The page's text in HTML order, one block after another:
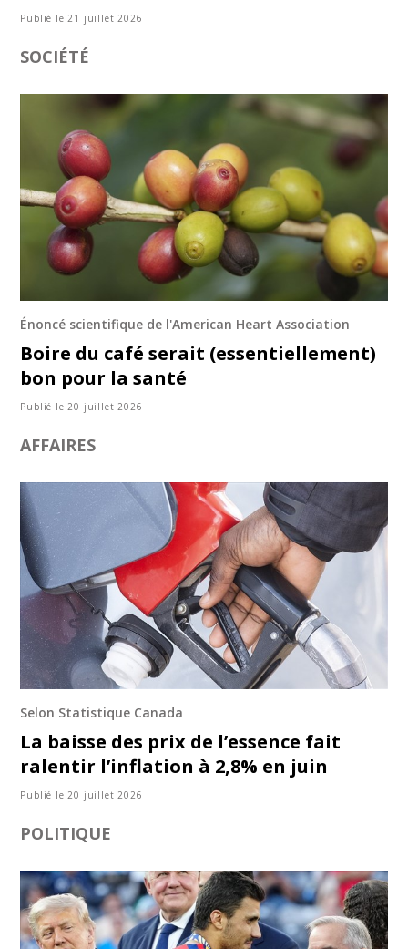
Publié le 21 juillet 2026
SOCIÉTÉ
Énoncé scientifique de l'American Heart Association
Boire du café serait (essentiellement)
bon pour la santé
Publié le 20 juillet 2026
AFFAIRES
Selon Statistique Canada
La baisse des prix de l’essence fait
ralentir l’inflation à 2,8% en juin
Publié le 20 juillet 2026
POLITIQUE